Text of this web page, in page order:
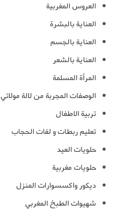
العروس المغربية
العناية بالبشرة
العناية بالجسم
العناية بالشعر
المرأة المسلمة
الوصفات المجربة من لالة مولاتي
تربية الاطفال
تعليم ربطات و لفات الحجاب
حلويات العيد
حلويات مغربية
ديكور واكسسوارات المنزل
شهيوات الطبخ المغربي